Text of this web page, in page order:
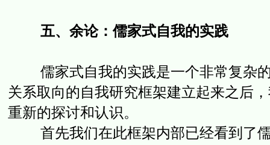
五、余论：儒家式自我的实践
儒家式自我的实践是一个非常复杂的
关系取向的自我研究框架建立起来之后
重新的探讨和认识。
首先我们在此框架内部已经看到了儒